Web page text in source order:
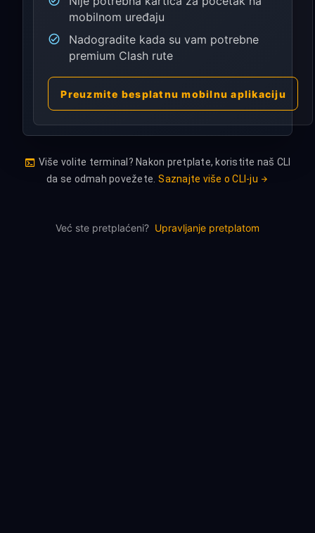
mobilnom uređaju
Nadogradite kada su vam potrebne
premium Clash rute
Preuzmite besplatnu mobilnu aplikaciju
Više volite terminal? Nakon pretplate, koristite naš CLI
da se odmah povežete. Saznajte više o CLI-ju
Već ste pretplaćeni? Upravljanje pretplatom